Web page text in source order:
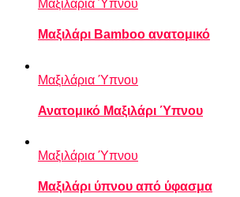
Μαξιλάρια Ύπνου
Μαξιλάρι Bamboo ανατομικό
Μαξιλάρια Ύπνου
Ανατομικό Μαξιλάρι Ύπνου
Μαξιλάρια Ύπνου
Μαξιλάρι ύπνου από ύφασμα